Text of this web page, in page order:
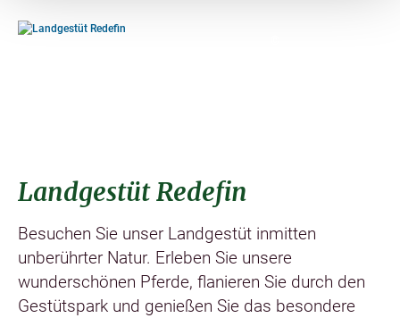
Landgestüt Redefin
Besuchen Sie unser Landgestüt inmitten
unberührter Natur. Erleben Sie unsere
wunderschönen Pferde, flanieren Sie durch den
Gestütspark und genießen Sie das besondere